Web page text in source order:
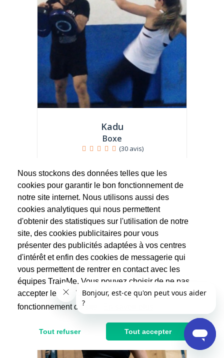
Kadu
Boxe
(30 avis)
ans d experience...
59€
Nous stockons des données telles que les
cookies pour garantir le bon fonctionnement de
notre site internet. Nous utilisons aussi des
cookies analytiques qui nous permettent
d'obtenir des statistiques sur l'utilisation de notre
site, des cookies publicitaires pour vous
présenter des publicités adaptées à vos centres
d'intérêt et enfin des cookies de messagerie qui
vous permettent de rentrer en contact avec les
équipes TrainMe. Vous pouvez choisir de ne pas
accepter les cookies non indispensables au
fonctionnement du site.
Tout refuser Tout accepter